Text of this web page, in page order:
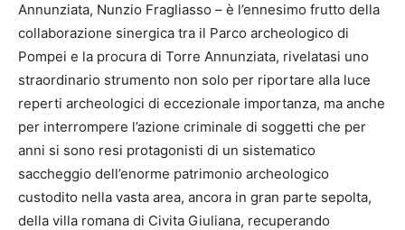
Annunziata, Nunzio Fragliasso – è l’ennesimo frutto della
collaborazione sinergica tra il Parco archeologico di
Pompei e la procura di Torre Annunziata, rivelatasi uno
straordinario strumento non solo per riportare alla luce
reperti archeologici di eccezionale importanza, ma anche
per interrompere l’azione criminale di soggetti che per
anni si sono resi protagonisti di un sistematico
saccheggio dell’enorme patrimonio archeologico
custodito nella vasta area, ancora in gran parte sepolta,
della villa romana di Civita Giuliana, recuperando